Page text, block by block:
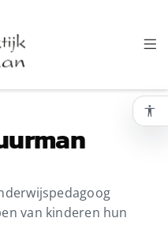
Jikke Buurman
van kinderen hun